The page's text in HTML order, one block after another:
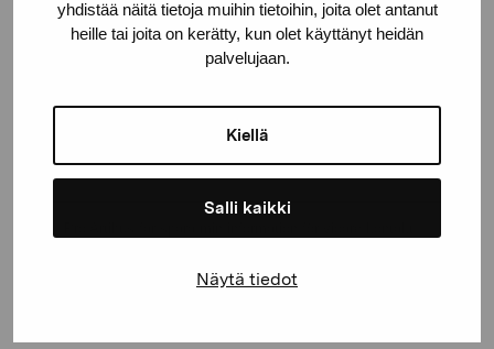
yhdistää näitä tietoja muihin tietoihin, joita olet antanut
heille tai joita on kerätty, kun olet käyttänyt heidän
palvelujaan.
Kiellä
Salli kaikki
Näytä tiedot
Elverket & Pro Artibus